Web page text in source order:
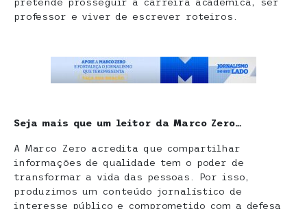
pretende prosseguir a carreira acadêmica, ser
professor e viver de escrever roteiros.
Seja mais que um leitor da Marco Zero…
A Marco Zero acredita que compartilhar
informações de qualidade tem o poder de
transformar a vida das pessoas. Por isso,
produzimos um conteúdo jornalístico de
interesse público e comprometido com a defesa